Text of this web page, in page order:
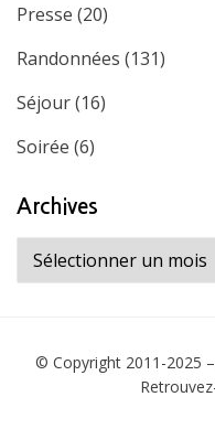
Presse (20)
Randonnées (131)
Séjour(16)
Soirée (6)
Archives
Archives
© Copyright 2011-2025 –